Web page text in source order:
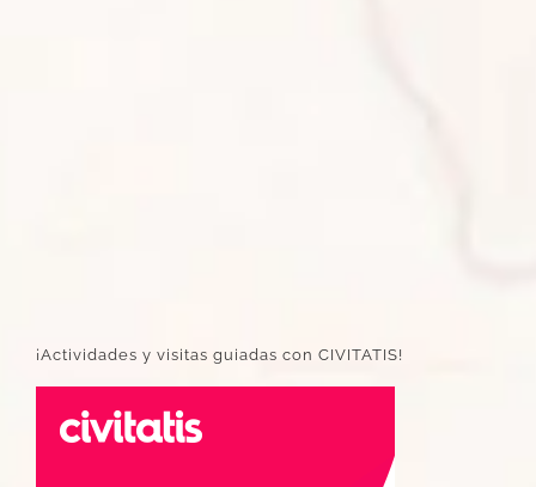
¡Actividades y visitas guiadas con CIVITATIS!